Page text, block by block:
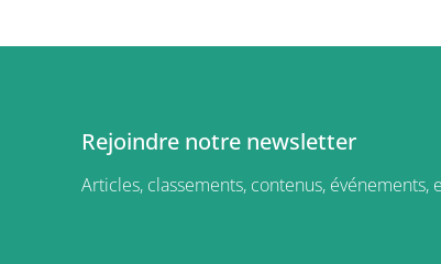
Rejoindre notre newsletter
Articles, classements, contenus, événements,